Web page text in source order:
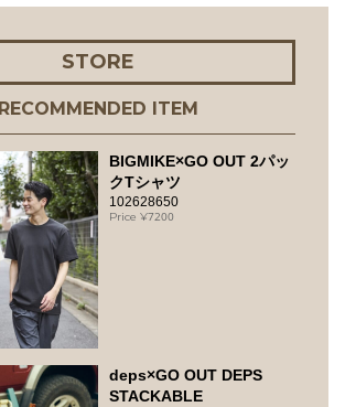
STORE
RECOMMENDED ITEM
BIGMIKE×GO OUT 2パッ
クTシャツ
102628650
7200
deps×GO OUT DEPS
STACKABLE